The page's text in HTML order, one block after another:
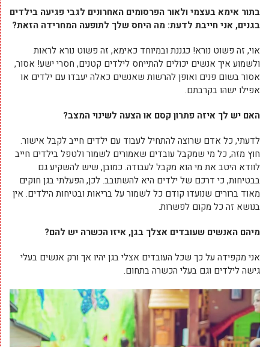
בתור אימא בעצמי ולאור הפרסומים האחרונים לגבי פגיעה בילדים
בגנים, אני חייבת לדעת: מה היחס שלך לתופעה המחרידה הזאת?
אוי, זה פשוט נורא! כגננת ובמיוחד כאימא, זה פשוט נורא לראות
ולשמוע איך אנשים יכולים להתייחס לילדים קטנים, חסרי ישע! אסור,
אסור בשום פנים ואופן להרשות שאנשים כאלה יעבדו עם ילדים או
אפילו ישהו בקרבתם.
האם יש לך איזה פתרון קסם או הצעה לשינוי המצב?
לדעתי, כל אדם שרוצה להתחיל לעבוד עם ילדים חייב לקבל אישור.
חוץ מזה, כל מי שמקבל עובדים שאמורים לשמור ולטפל בילדים חייב
לוודא היטב את מי הוא מקבל לעבודה. כמובן, שיש להשקיע גם
בבטיחות, כי דרכם של ילדים היא להשתובב. לכן, הפעלתי בגן חוקים
מאוד ברורים שנועדו קודם כל לשמור על בריאות ובטיחות הילדים. אין
בנושא זה כל מקום לפשרות.
מיהם האנשים שעובדים אצלך בגן, איזו הכשרה יש להם?
אני מקפידה על כך שכל העובדים אצלי בגן יהיו אך ורק אנשים בעלי
גישה לילדים וגם בעלי הכשרה בתחום.